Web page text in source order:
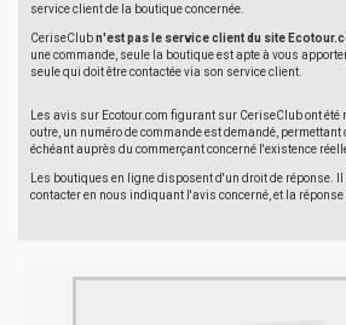
service client de la boutique concernée.
CeriseClubn'est pas le service client du site
une commande, seule la boutique est apte à vous
seule qui doit être contactée via son service client.
Les avis sur Ecotour.com figurant sur CeriseClub ont
outre, un numéro de commande est demandé, permettant
échéant auprès du commerçant concerné l'existence
Les boutiques en ligne disposent d'un droit de réponse.
contacter en nous indiquant l'avis concerné, et la réponse